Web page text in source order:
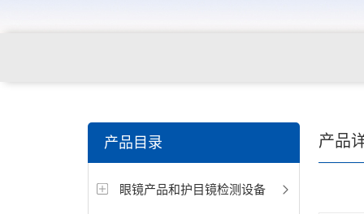
仪，角膜接触镜厚度测量仪，角膜接触镜折光仪，角
测试仪，人工晶状体疲劳试验仪等
产品目录
眼镜产品和护目镜检测设备
产品